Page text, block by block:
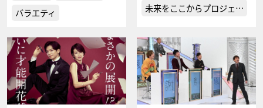
バラエティ
未来をここからプロジェ…